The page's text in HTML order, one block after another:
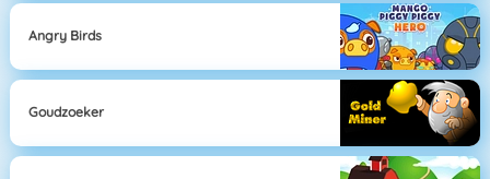
Angry Birds
Goudzoeker